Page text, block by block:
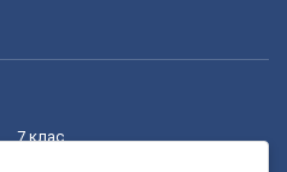
7 клас